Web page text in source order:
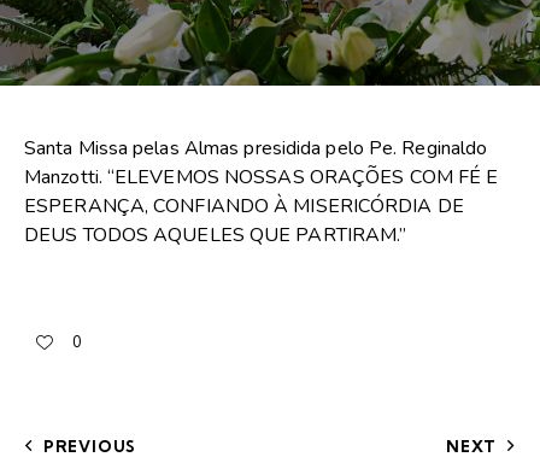
Santa Missa pelas Almas presidida pelo Pe. Reginaldo
Manzotti. “ELEVEMOS NOSSAS ORAÇÕES COM FÉ E
ESPERANÇA, CONFIANDO À MISERICÓRDIA DE
DEUS TODOS AQUELES QUE PARTIRAM.”
0
PREVIOUS NEXT